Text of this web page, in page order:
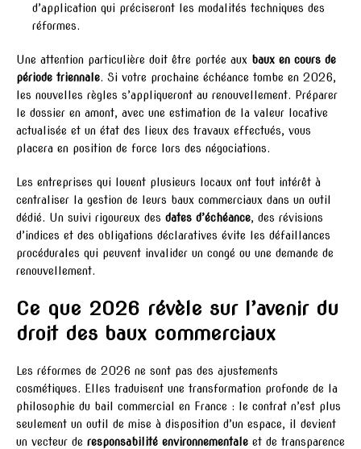
d’application qui préciseront les modalités techniques des
réformes.
Une attention particulière doit être portée aux baux en cours de
période triennale. Si votre prochaine échéance tombe en 2026,
les nouvelles règles s’appliqueront au renouvellement. Préparer
le dossier en amont, avec une estimation de la valeur locative
actualisée et un état des lieux des travaux effectués, vous
placera en position de force lors des négociations.
Les entreprises qui louent plusieurs locaux ont tout intérêt à
centraliser la gestion de leurs baux commerciaux dans un outil
dédié. Un suivi rigoureux des dates d’échéance, des révisions
d’indices et des obligations déclaratives évite les défaillances
procédurales qui peuvent invalider un congé ou une demande de
renouvellement.
Ce que 2026 révèle sur l’avenir du
droit des baux commerciaux
Les réformes de 2026 ne sont pas des ajustements
cosmétiques. Elles traduisent une transformation profonde de la
philosophie du bail commercial en France : le contrat n’est plus
seulement un outil de mise à disposition d’un espace, il devient
un vecteur de responsabilité environnementale et de transparence